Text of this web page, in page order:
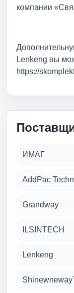
компании
Lenkeng вы
https://
ИМАГ
AddPac
Grandway
ILSINTECH
Lenkeng